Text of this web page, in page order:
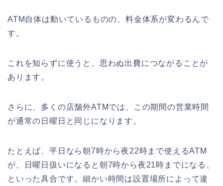
雑(混み具合)状況はどうなる?
日岡山公園の桜(花見)2026の屋台・出
店はいつまで?ライトアップ情報も!
ATM自体は動いているものの、料金体系が変わるんで
す。
これを知らずに使うと、思わぬ出費につながることが
あります。
さらに、多くの店舗外ATMでは、この期間の営業時間
が通常の日曜日と同じになります。
たとえば、平日なら朝7時から夜22時まで使えるATM
が、日曜日扱いになると朝7時から夜21時までになる、
といった具合です。細かい時間は設置場所によって違